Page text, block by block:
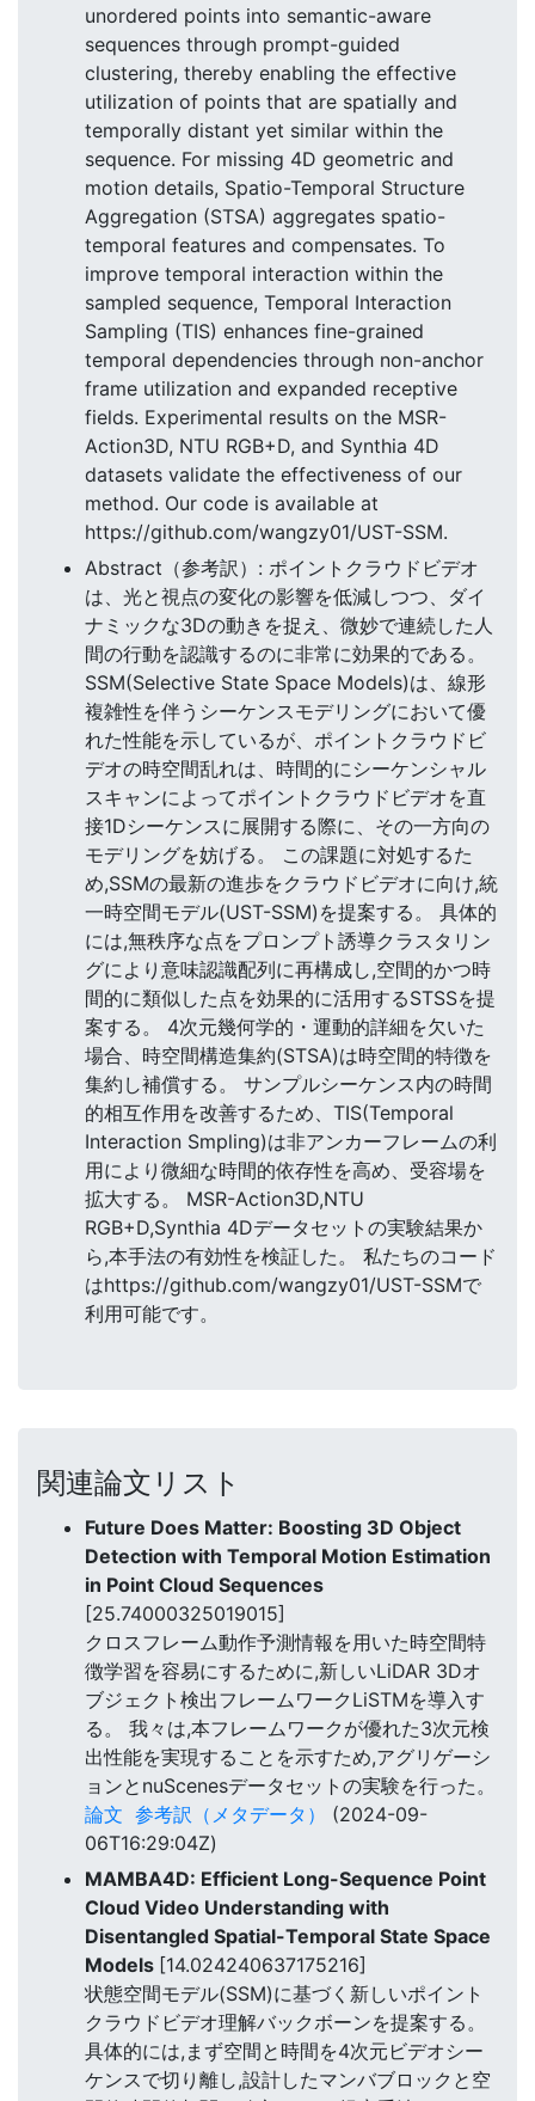
unordered points into semantic-aware
sequences through prompt-guided
clustering, thereby enabling the effective
utilization of points that are spatially and
temporally distant yet similar within the
sequence. For missing 4D geometric and
motion details, Spatio-Temporal Structure
Aggregation (STSA) aggregates spatio-
temporal features and compensates. To
improve temporal interaction within the
sampled sequence, Temporal Interaction
Sampling (TIS) enhances fine-grained
temporal dependencies through non-anchor
frame utilization and expanded receptive
fields. Experimental results on the MSR-
Action3D, NTU RGB+D, and Synthia 4D
datasets validate the effectiveness of our
method. Our code is available at
https://github.com/wangzy01/UST-SSM.
Abstract（参考訳）: ポイントクラウドビデオ
は、光と視点の変化の影響を低減しつつ、ダイ
ナミックな3Dの動きを捉え、微妙で連続した人
間の行動を認識するのに非常に効果的である。
SSM(Selective State Space Models)は、線形
複雑性を伴うシーケンスモデリングにおいて優
れた性能を示しているが、ポイントクラウドビ
デオの時空間乱れは、時間的にシーケンシャル
スキャンによってポイントクラウドビデオを直
接1Dシーケンスに展開する際に、その一方向の
モデリングを妨げる。 この課題に対処するた
め,SSMの最新の進歩をクラウドビデオに向け,統
一時空間モデル(UST-SSM)を提案する。 具体的
には,無秩序な点をプロンプト誘導クラスタリン
グにより意味認識配列に再構成し,空間的かつ時
間的に類似した点を効果的に活用するSTSSを提
案する。 4次元幾何学的・運動的詳細を欠いた
場合、時空間構造集約(STSA)は時空間的特徴を
集約し補償する。 サンプルシーケンス内の時間
的相互作用を改善するため、TIS(Temporal
Interaction Smpling)は非アンカーフレームの利
用により微細な時間的依存性を高め、受容場を
拡大する。 MSR-Action3D,NTU
RGB+D,Synthia 4Dデータセットの実験結果か
ら,本手法の有効性を検証した。 私たちのコード
はhttps://github.com/wangzy01/UST-SSMで
利用可能です。
関連論文リスト
Future Does Matter: Boosting 3D Object
Detection with Temporal Motion Estimation
in Point Cloud Sequences
[25.74000325019015]
クロスフレーム動作予測情報を用いた時空間特
徴学習を容易にするために,新しいLiDAR 3Dオ
ブジェクト検出フレームワークLiSTMを導入す
る。 我々は,本フレームワークが優れた3次元検
出性能を実現することを示すため,アグリゲーシ
ョンとnuScenesデータセットの実験を行った。
論文 参考訳（メタデータ）
(2024-09-
06T16:29:04Z)
MAMBA4D: Efficient Long-Sequence Point
Cloud Video Understanding with
Disentangled Spatial-Temporal State Space
Models [14.024240637175216]
状態空間モデル(SSM)に基づく新しいポイント
クラウドビデオ理解バックボーンを提案する。
具体的には,まず空間と時間を4次元ビデオシー
ケンスで切り離し,設計したマンバブロックと空